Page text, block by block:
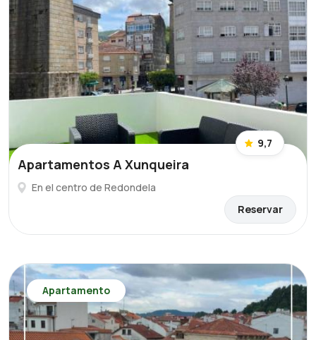
9,7
Apartamentos A Xunqueira
En el centro de Redondela
Reservar
Apartamento